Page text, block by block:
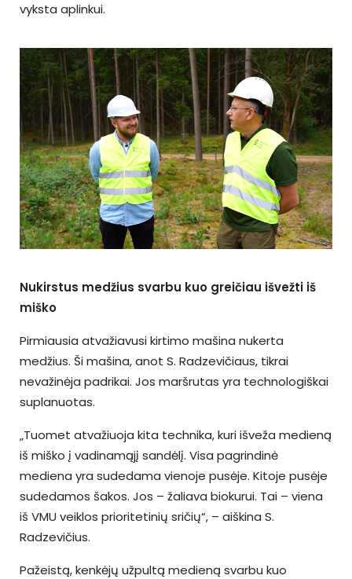
vyksta aplinkui.
Nukirstus medžius svarbu kuo greičiau išvežti iš
miško
Pirmiausia atvažiavusi kirtimo mašina nukerta
medžius. Ši mašina, anot S. Radzevičiaus, tikrai
nevažinėja padrikai. Jos maršrutas yra technologiškai
suplanuotas.
„Tuomet atvažiuoja kita technika, kuri išveža medieną
iš miško į vadinamąjį sandėlį. Visa pagrindinė
mediena yra sudedama vienoje pusėje. Kitoje pusėje
sudedamos šakos. Jos – žaliava biokurui. Tai – viena
iš VMU veiklos prioritetinių sričių“, – aiškina S.
Radzevičius.
Pažeistą, kenkėjų užpultą medieną svarbu kuo